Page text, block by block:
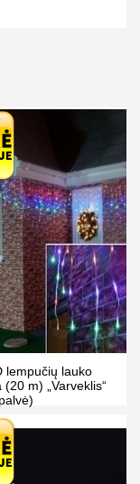
lempučių lauko
(20 m) „Varveklis“